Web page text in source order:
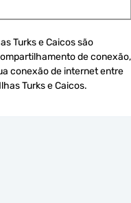
Turks e Caicos são
de conexão,
conexão de internet entre
Turks e Caicos.